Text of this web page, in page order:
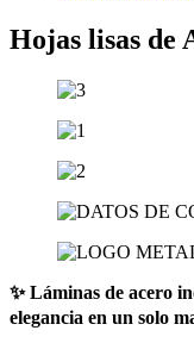
Hojas lisas de
✨ Láminas de acero
elegancia en un solo